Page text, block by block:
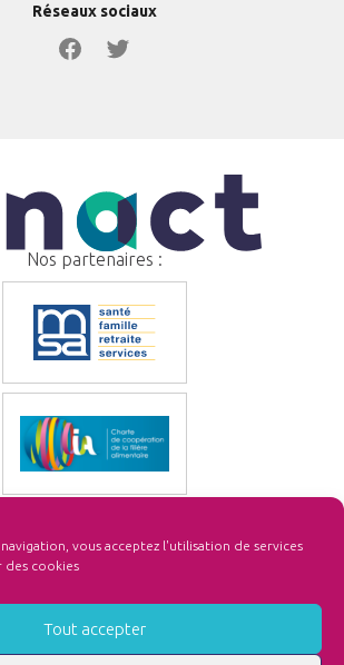
vous acceptez l'utilisation de services
des cookies
Tout accepter
Réseaux sociaux
Nos partenaires :